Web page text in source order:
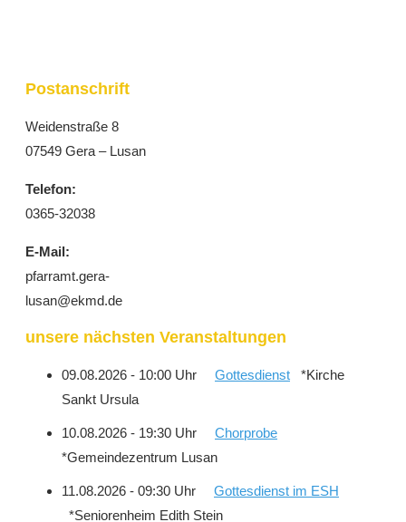
Postanschrift
Weidenstraße 8
07549 Gera – Lusan
Telefon:
0365-32038
E-Mail:
pfarramt.gera-
lusan@ekmd.de
unsere nächsten Veranstaltungen
09.08.2026 - 10:00 Uhr Gottesdienst *Kirche
Sankt Ursula
10.08.2026 - 19:30 Uhr Chorprobe
*Gemeindezentrum Lusan
11.08.2026 - 09:30 Uhr Gottesdienst im ESH
*Seniorenheim Edith Stein